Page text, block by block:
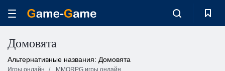
Домовята
Альтернативные названия: Домовята
Игры онлайн MMORPG игры онлайн